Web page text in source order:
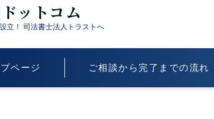
ットコム
立！ 司法書士法人トラストへ
プページ ご相談から完了までの流れ